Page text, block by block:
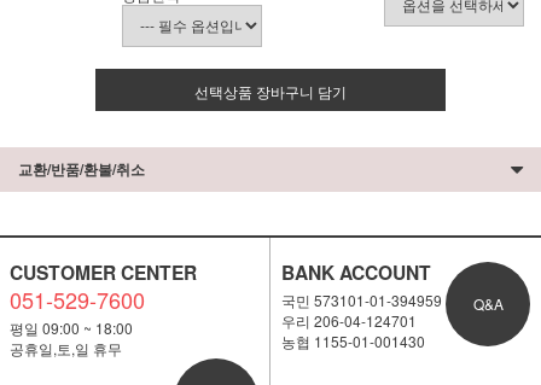
선택상품 장바구니 담기
교환/반품/환불/취소
CUSTOMER CENTER
051-529-7600
평일 09:00 ~ 18:00
공휴일,토,일 휴무
BANK ACCOUNT
국민 573101-01-394959
우리 206-04-124701
농협 1155-01-001430
Q&A